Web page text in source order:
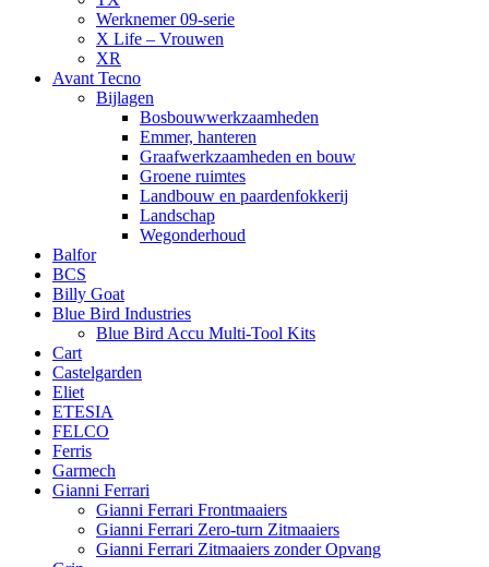
Werknemer 09-serie
X Life – Vrouwen
XR
Avant Tecno
Bijlagen
Bosbouwwerkzaamheden
Emmer, hanteren
Graafwerkzaamheden en bouw
Groene ruimtes
Landbouw en paardenfokkerij
Landschap
Wegonderhoud
Balfor
BCS
Billy Goat
Blue Bird Industries
Blue Bird Accu Multi-Tool Kits
Cart
Castelgarden
Eliet
ETESIA
FELCO
Ferris
Garmech
Gianni Ferrari
Gianni Ferrari Frontmaaiers
Gianni Ferrari Zero-turn Zitmaaiers
Gianni Ferrari Zitmaaiers zonder Opvang